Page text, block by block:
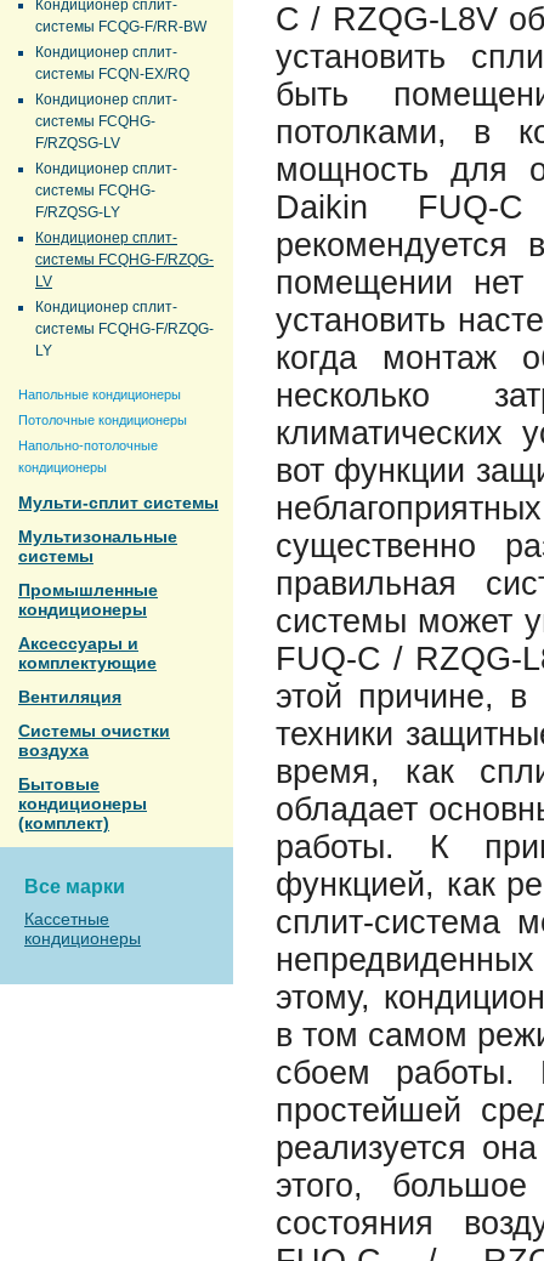
Кондиционер сплит-
системы FCQG-F/RR-BW
Кондиционер сплит-
системы FCQN-EX/RQ
Кондиционер сплит-
системы FCQHG-
F/RZQSG-LV
Кондиционер сплит-
системы FCQHG-
F/RZQSG-LY
Кондиционер сплит-
системы FCQHG-F/RZQG-
LV
Кондиционер сплит-
системы FCQHG-F/RZQG-
LY
Напольные кондиционеры
Потолочные кондиционеры
Напольно-потолочные
кондиционеры
Мульти-сплит системы
Мультизональные
системы
Промышленные
кондиционеры
Аксессуары и
комплектующие
Вентиляция
Системы очистки
воздуха
Бытовые
кондиционеры
(комплект)
Все марки
Кассетные
кондиционеры
C / RZQG-L8V
установить
быть
потолками, в
мощность для
Daikin FUQ-
рекомендуется
помещении
установить
когда монтаж
несколько
климатических
вот функции
существенно
правильная
системы может
FUQ-C / RZQG-
этой причине,
техники
время, как
обладает
работы. К
функцией, как
сплит-система
этому,
в том самом
сбоем работы.
простейшей
реализуется
этого,
состояния